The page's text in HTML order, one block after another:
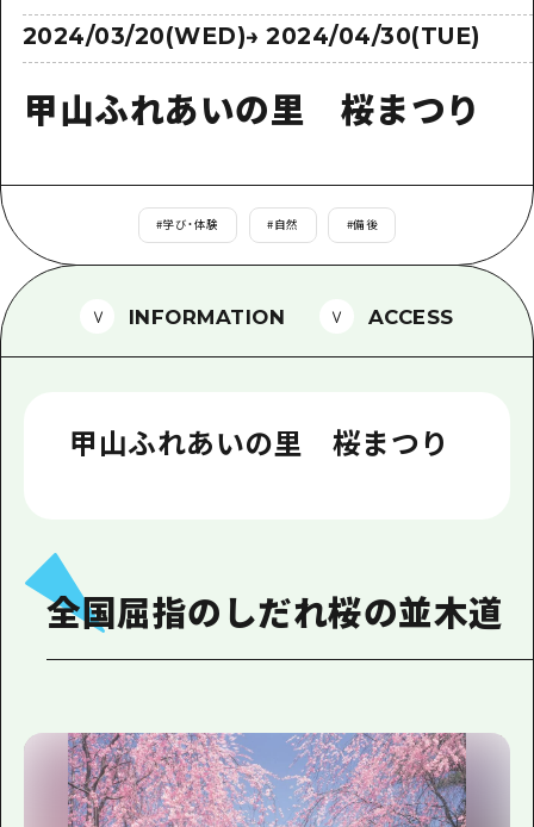
学び・体験
歴史・文化
自然
宮島周辺
山口県東部
日帰り
半日
2泊3日
山口県東部
愛媛県
島根県
施設の混雑状況のお知らせ
手荷物預かり・配送サービス
HIROSHIMA FREE Wi-Fi
観光案内所
広島県を訪れる外国人旅行者向け情報一
ボランティアガイド
ガイドブック
メディア掲載情報
フォトダウンロード
お問い合わせ
事業者・学校関係者の皆さま
2024/03/20(WED)→2024/04/30(TUE)
甲山ふれあいの里 桜まつり
#学び・体験 #自然 #備後
INFORMATION ACCESS
甲山ふれあいの里 桜まつり
全国屈指のしだれ桜の並木道